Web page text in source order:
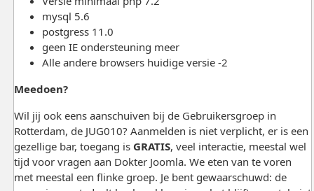
mysql 5.6
postgress 11.0
geen IE ondersteuning meer
Alle andere browsers huidige versie -2
Meedoen?
Wil jij ook eens aanschuiven bij de Gebruikersgroep in
Rotterdam, de JUG010? Aanmelden is niet verplicht, er is een
gezellige bar, toegang is GRATIS, veel interactie, meestal wel
tijd voor vragen aan Dokter Joomla. We eten van te voren
met meestal een flinke groep. Je bent gewaarschuwd: de